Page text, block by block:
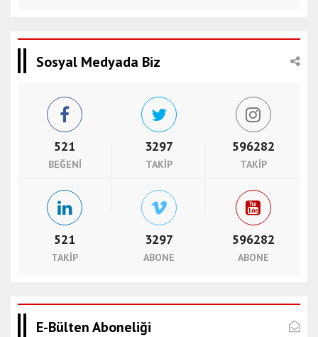
Sosyal Medyada Biz
521
BEĞENI
3297
TAKIP
596282
TAKIP
521
TAKIP
3297
ABONE
596282
ABONE
E-Bülten Aboneliği